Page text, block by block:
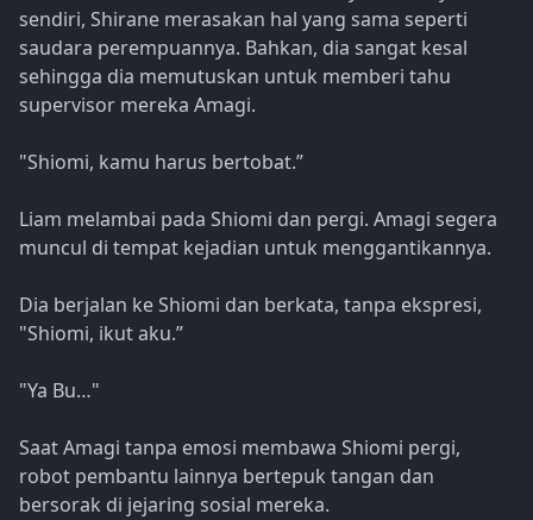
sendiri, Shirane merasakan hal yang sama seperti
saudara perempuannya. Bahkan, dia sangat kesal
sehingga dia memutuskan untuk memberi tahu
supervisor mereka Amagi.
"Shiomi, kamu harus bertobat.”
Liam melambai pada Shiomi dan pergi. Amagi segera
muncul di tempat kejadian untuk menggantikannya.
Dia berjalan ke Shiomi dan berkata, tanpa ekspresi,
"Shiomi, ikut aku.”
"Ya Bu…"
Saat Amagi tanpa emosi membawa Shiomi pergi,
robot pembantu lainnya bertepuk tangan dan
bersorak di jejaring sosial mereka.